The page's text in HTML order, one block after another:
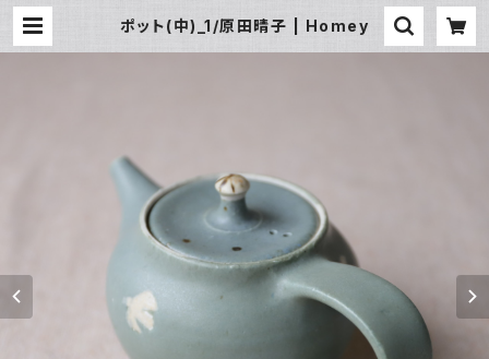
ポット(中)_1/原田晴子 | Homey